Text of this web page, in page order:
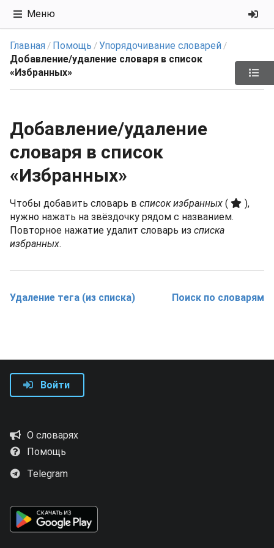
Меню
Главная/ Помощь /Упорядочивание словарей/
Добавление/удаление словаря в список
«Избранных»
Добавление/удаление
словаря в список
«Избранных»
Чтобы добавить словарь в список избранных (
),
нужно нажать на звёздочку рядом с названием.
Повторное нажатие удалит словарь из списка
избранных.
Удаление тега (из списка) Поиск по словарям
Войти
О словарях
Помощь
Telegram